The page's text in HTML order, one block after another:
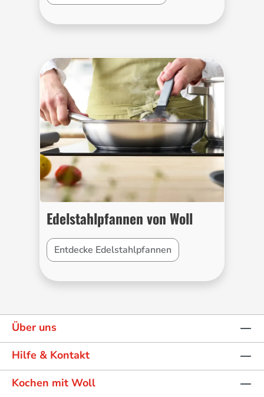
Edelstahlpfannen von Woll
Entdecke Edelstahlpfannen
Über uns
Hilfe & Kontakt
Kochen mit Woll